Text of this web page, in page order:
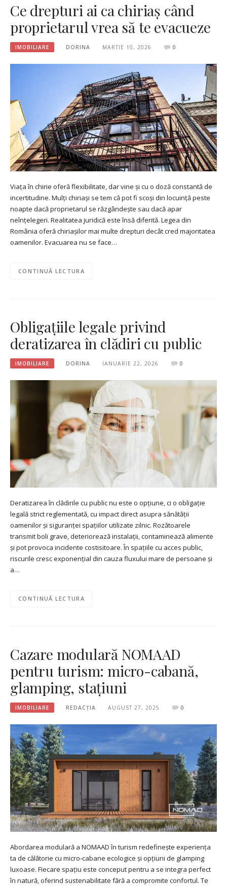
Ce drepturi ai ca chiriaș când
proprietarul vrea să te evacueze
IMOBILIARE DORINA MARTIE 10, 2026 0
Viața în chirie oferă flexibilitate, dar vine și cu o doză constantă de
incertitudine. Mulți chiriași se tem că pot fi scoși din locuință peste
noapte dacă proprietarul se răzgândește sau dacă apar
neînțelegeri. Realitatea juridică este însă diferită. Legea din
România oferă chiriașilor mai multe drepturi decât cred majoritatea
oamenilor. Evacuarea nu se face…
CONTINUĂ LECTURA
Obligațiile legale privind
deratizarea în clădiri cu public
IMOBILIARE DORINA IANUARIE 22, 2026 0
Deratizarea în clădirile cu public nu este o opțiune, ci o obligație
legală strict reglementată, cu impact direct asupra sănătății
oamenilor și siguranței spațiilor utilizate zilnic. Rozătoarele
transmit boli grave, deteriorează instalații, contaminează alimente
și pot provoca incidente costisitoare. În spațiile cu acces public,
riscurile cresc exponențial din cauza fluxului mare de persoane și
a…
CONTINUĂ LECTURA
Cazare modulară NOMAAD
pentru turism: micro-cabană,
glamping, stațiuni
IMOBILIARE REDACȚIA AUGUST 27, 2025 0
Abordarea modulară a NOMAAD în turism redefinește experiența
ta de călătorie cu micro-cabane ecologice și opțiuni de glamping
luxoase. Fiecare spațiu este conceput pentru a se integra perfect
în natură, oferind sustenabilitate fără a compromite confortul. Te